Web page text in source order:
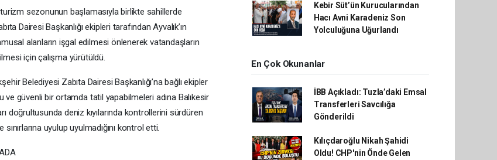
sezonunun başlamasıyla birlikte sahillerde
Dairesi Başkanlığı ekipleri tarafından Ayvalık’ın
alanların işgal edilmesi önlenerek vatandaşların
için çalışma yürütüldü.
Belediyesi Zabıta Dairesi Başkanlığı’na bağlı ekipler
ve güvenli bir ortamda tatil yapabilmeleri adına Balıkesir
doğrultusunda deniz kıyılarında kontrollerini sürdüren
uyulup uyulmadığını kontrol etti.
Kebir Süt’ün Kurucularından
Hacı Avni Karadeniz Son
Yolculuğuna Uğurlandı
En Çok Okunanlar
İBB Açıkladı: Tuzla’daki Emsal
Transferleri Savcılığa
Gönderildi
Kılıçdaroğlu Nikah Şahidi
Oldu! CHP'nin Önde Gelen